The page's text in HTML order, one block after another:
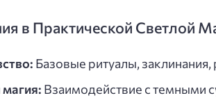
в Практической Светлой
Базовые ритуалы,
Взаимодействие с темными